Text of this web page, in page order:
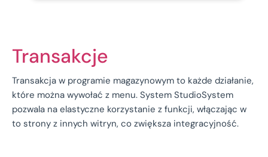
Transakcje
Transakcja w programie magazynowym to każde działanie,
które można wywołać z menu. System StudioSystem
pozwala na elastyczne korzystanie z funkcji, włączając w
to strony z innych witryn, co zwiększa integracyjność.